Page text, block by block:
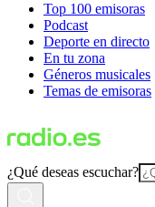
Top 100 emisoras
Podcast
Deporte en directo
En tu zona
Géneros musicales
Temas de emisoras
¿Qué deseas escuchar?